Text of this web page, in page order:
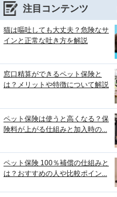
注目コンテンツ
猫は嘔吐しても大丈夫？危険なサ
インと正常な吐き方を解説
窓口精算ができるペット保険と
は？メリットや特徴について解説
ペット保険は使うと高くなる？保
険料が上がる仕組みと加入時の...
ペット保険 100％補償の仕組みと
は？おすすめの人や比較ポイン...